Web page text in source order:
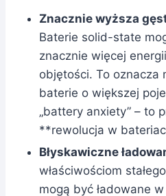
Znacznie wyższa
Baterie solid-state
znacznie więcej
objętości. To oznacza
baterie o większej
„battery anxiety” – to
**rewolucja w
Błyskawiczne
właściwościom
mogą być ładowane